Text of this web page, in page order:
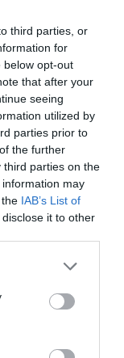
third parties, or
for
below opt-out
that after your
seeing
utilized by
parties prior to
the further
third parties on the
information may
IAB’s List of
it to other
or more Google
You may click to
party tags to
in below Google
Τσίπρα
με τη Λιβύη
Κανονικός
σταδιακή
θα βρείτε